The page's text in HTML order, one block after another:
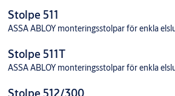
Stolpe 511
ASSA ABLOY monteringsstolpar för enkla
Stolpe 511T
ASSA ABLOY monteringsstolpar för enkla
Stolpe 512/300